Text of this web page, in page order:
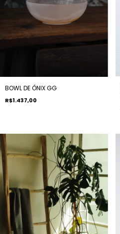
BOWL DE ÔNIX GG
R$1.437,00